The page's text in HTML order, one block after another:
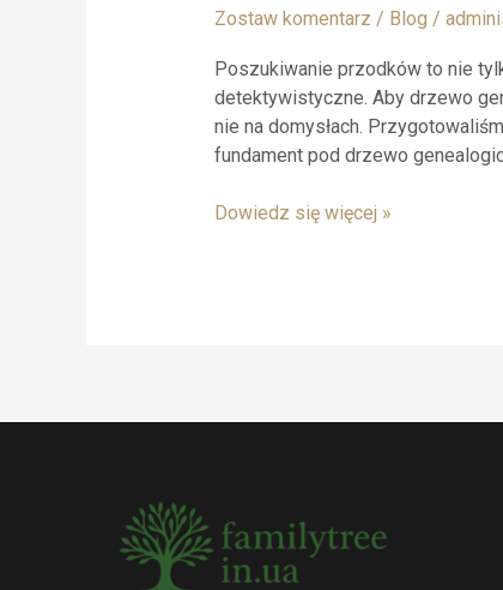
Zostaw komentarz / Blog /
Poszukiwanie przodków to nie
detektywistyczne. Aby drzewo
nie na domysłach.
fundament pod drzewo
Budowanie
Dowiedz się więcej »